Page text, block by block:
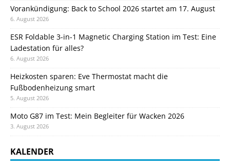
Vorankündigung: Back to School 2026 startet am 17. August
6. August 2026
ESR Foldable 3-in-1 Magnetic Charging Station im Test: Eine
Ladestation für alles?
6. August 2026
Heizkosten sparen: Eve Thermostat macht die
Fußbodenheizung smart
5. August 2026
Moto G87 im Test: Mein Begleiter für Wacken 2026
3. August 2026
KALENDER